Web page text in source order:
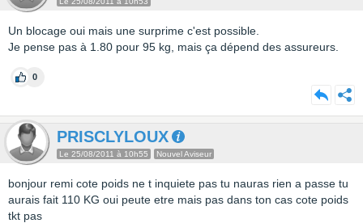
Un blocage oui mais une surprime c'est possible.
Je pense pas à 1.80 pour 95 kg, mais ça dépend des assureurs.
0
PRISCLYLOUX
Le 25/08/2011 à 10h55 Nouvel Aviseur
bonjour remi cote poids ne t inquiete pas tu nauras rien a passe tu
aurais fait 110 KG oui peute etre mais pas dans ton cas cote poids
tkt pas